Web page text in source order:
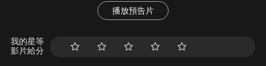
播放預告片
我的星等
影片給分